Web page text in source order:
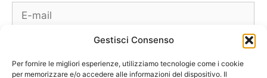
Gestisci Consenso
Per fornire le migliori esperienze, utilizziamo tecnologie come i cookie
per memorizzare e/o accedere alle informazioni del dispositivo. Il
E-
mail
web